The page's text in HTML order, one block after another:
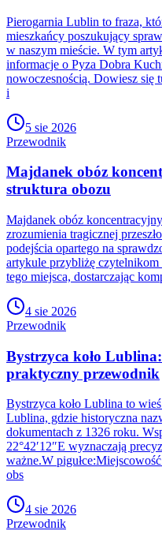
Pierogarnia Lublin to fraza,
mieszkańcy poszukujący
w naszym mieście. W tym
informacje o Pyza Dobra
nowoczesnością. Dowiesz się
i
5 sie 2026
Przewodnik
Majdanek obóz
struktura obozu
Majdanek obóz
zrozumienia tragicznej
podejścia opartego na
artykule przybliżę
tego miejsca, dostarczając
4 sie 2026
Przewodnik
Bystrzyca koło
praktyczny przewodnik
Bystrzyca koło Lublina to
Lublina, gdzie historyczna
dokumentach z 1326 roku.
22°42′12″E wyznaczają
ważne.W
obs
4 sie 2026
Przewodnik